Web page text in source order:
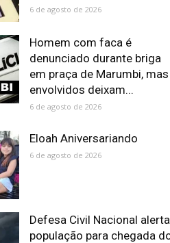
6 de agosto de 2026
Homem com faca é
denunciado durante briga
em praça de Marumbi, mas
envolvidos deixam...
6 de agosto de 2026
Eloah Aniversariando
6 de agosto de 2026
Defesa Civil Nacional alerta
população para chegada